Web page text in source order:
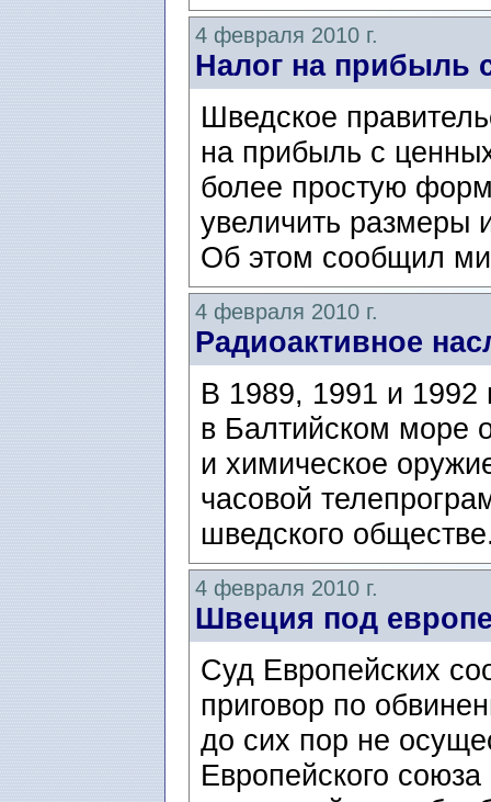
4 февраля 2010 г.
Налог на прибыль
Шведское
на прибыль с
более простую
увеличить размеры
Об этом сообщил
4 февраля 2010 г.
Радиоактивное
В 1989, 1991 и 1992
в Балтийском море
и химическое
часовой
шведского
4 февраля 2010 г.
Швеция под
Суд Европейских
приговор по
до сих пор не
Европейского